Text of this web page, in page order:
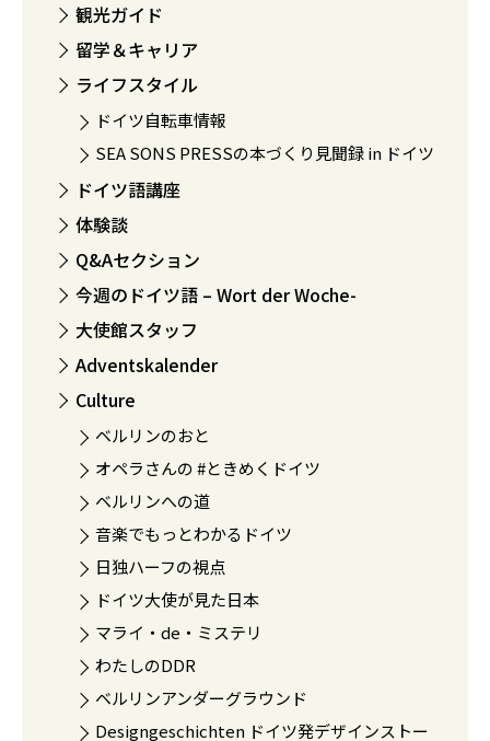
観光ガイド
留学＆キャリア
ライフスタイル
ドイツ自転車情報
SEA SONS PRESSの本づくり見聞録 in ドイツ
ドイツ語講座
体験談
Q&Aセクション
今週のドイツ語 – Wort der Woche-
大使館スタッフ
Adventskalender
Culture
ベルリンのおと
オペラさんの #ときめくドイツ
ベルリンへの道
音楽でもっとわかるドイツ
日独ハーフの視点
ドイツ大使が見た日本
マライ・de・ミステリ
わたしのDDR
ベルリンアンダーグラウンド
Designgeschichten ドイツ発デザインストー